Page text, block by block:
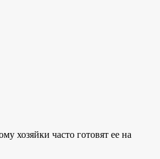
хозяйки часто готовят ее на